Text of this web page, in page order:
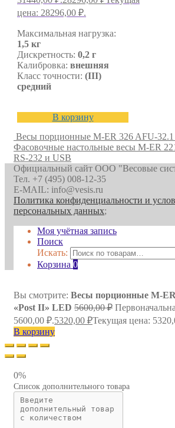
цена: 28296,00 ₽.
Максимальная нагрузка:
1,5 кг
Дискретность: 0,2 г
Калибровка: внешняя
Класс точности: (III)
средний
В корзину
Весы порционные M-ER 326 AFU-
Фасовочные настольные весы M-ER
RS-232 и USB
Официальный сайт ООО "Весовые
Тел. +7 (495) 008-12-35
E-MAIL: info@vesis.ru
Политика конфиденциальности и
персональных данных;
Моя учётная запись
Поиск
Искать:
Корзина 0
Вы смотрите: Весы порционные M-
«Post II» LED 5600,00₽
5600,00 ₽.5320,00 ₽Текущая цена:
В корзину
0%
Список дополнительного товара